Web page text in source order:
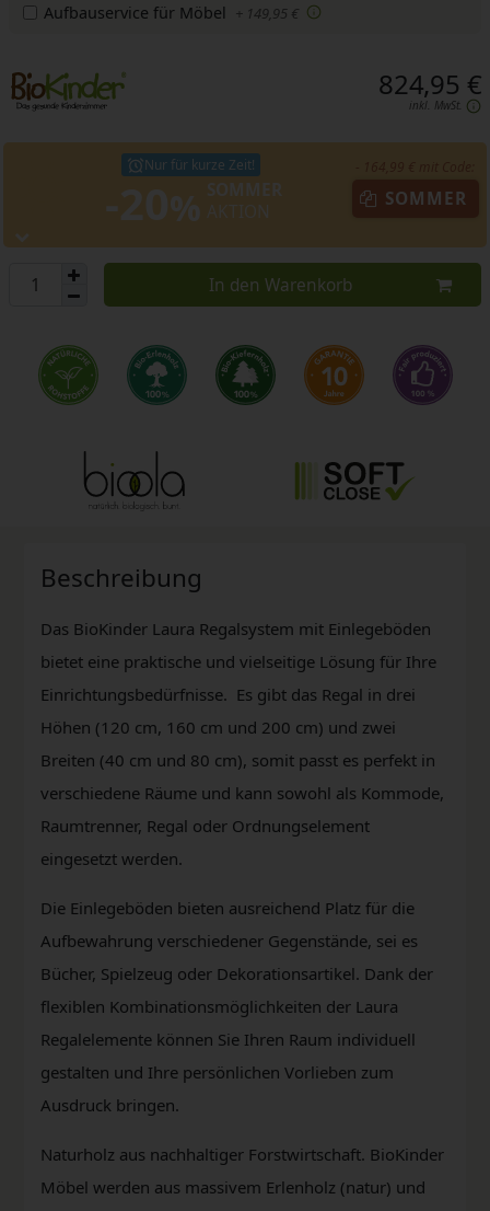
Aufbauservice für Möbel + 149,95 €
824,95 €
inkl. MwSt.
Nur für kurze Zeit!
SOMMER
In den Warenkorb
Beschreibung
Das BioKinder Laura Regalsystem mit Einlegeböden
bietet eine praktische und vielseitige Lösung für Ihre
Einrichtungsbedürfnisse. Es gibt das Regal in drei
Höhen (120 cm, 160 cm und 200 cm) und zwei
Breiten (40 cm und 80 cm), somit passt es perfekt in
verschiedene Räume und kann sowohl als Kommode,
Raumtrenner, Regal oder Ordnungselement
eingesetzt werden.
Die Einlegeböden bieten ausreichend Platz für die
Aufbewahrung verschiedener Gegenstände, sei es
Bücher, Spielzeug oder Dekorationsartikel. Dank der
flexiblen Kombinationsmöglichkeiten der Laura
Regalelemente können Sie Ihren Raum individuell
gestalten und Ihre persönlichen Vorlieben zum
Ausdruck bringen.
Naturholz aus nachhaltiger Forstwirtschaft. BioKinder
Möbel werden aus massivem Erlenholz (natur) und